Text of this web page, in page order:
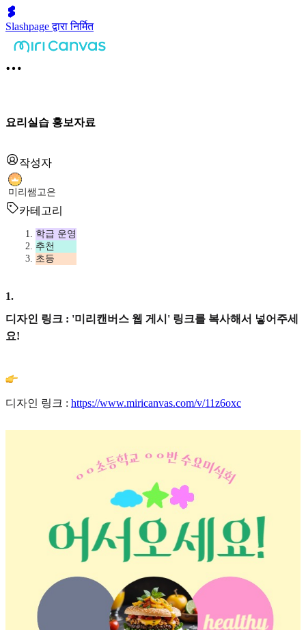
Slashpage द्वारा निर्मित
요리실습 홍보자료
작성자
미리쌤고은
카테고리
학급 운영
추천
초등
1.
디자인 링크 : '미리캔버스 웹 게시' 링크를 복사해서 넣어주세
요!
디자인 링크 : https://www.miricanvas.com/v/11z6oxc